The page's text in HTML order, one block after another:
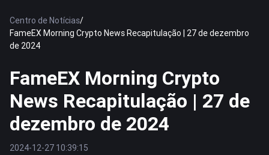
Centro de Notícias/
FameEX Morning Crypto News Recapitulação | 27 de dezembro
de 2024
FameEX Morning Crypto
News Recapitulação | 27 de
dezembro de 2024
2024-12-27 10:39:15